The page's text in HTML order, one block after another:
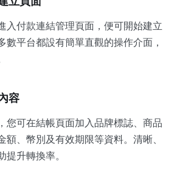
入付款連結管理頁面，便可開始建立
數平台都設有簡單直觀的操作介面，
容
您可在結帳頁面加入品牌標誌、商品
額、幣別及有效期限等資料。清晰、
升轉換率。